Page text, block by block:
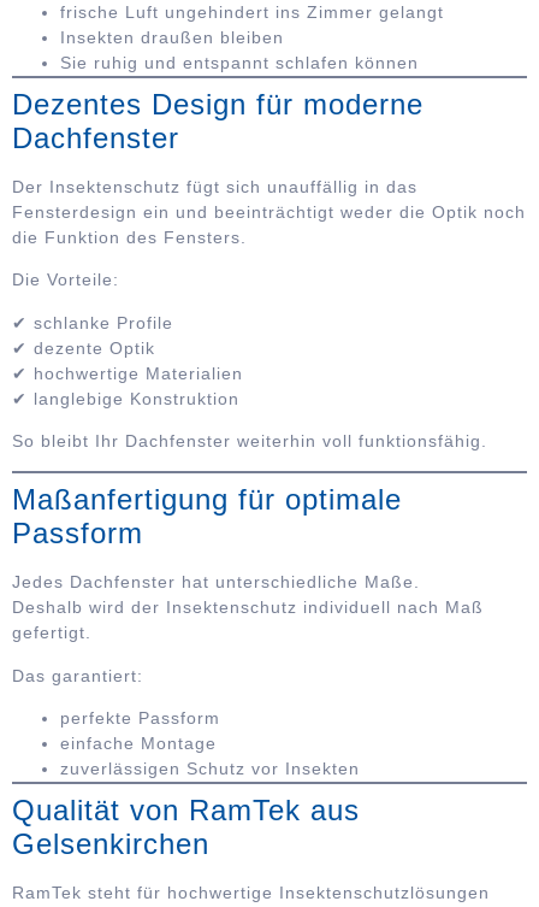
frische Luft ungehindert ins Zimmer gelangt
Insekten draußen bleiben
Sie ruhig und entspannt schlafen können
Dezentes Design für moderne
Dachfenster
Der Insektenschutz fügt sich unauffällig in das
Fensterdesign ein und beeinträchtigt weder die Optik noch
die Funktion des Fensters.
Die Vorteile:
✔ schlanke Profile
✔ dezente Optik
✔ hochwertige Materialien
✔ langlebige Konstruktion
So bleibt Ihr Dachfenster weiterhin voll funktionsfähig.
Maßanfertigung für optimale
Passform
Jedes Dachfenster hat unterschiedliche Maße.
Deshalb wird der Insektenschutz individuell nach Maß
gefertigt.
Das garantiert:
perfekte Passform
einfache Montage
zuverlässigen Schutz vor Insekten
Qualität von RamTek aus
Gelsenkirchen
RamTek steht für hochwertige Insektenschutzlösungen